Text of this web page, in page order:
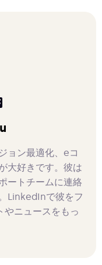
ョン最適化、eコ
大好きです。彼は
ートチームに連絡
LinkedInで彼をフ
ニュースをもっ